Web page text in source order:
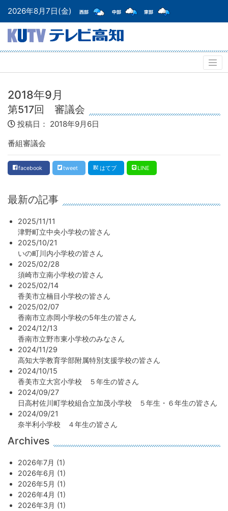
2026年8月7日(金)
2018年9月
第517回 審議会
投稿日： 2018年9月6日
番組審議会
facebook tweet はてブ LINE
最新の記事
2025/11/11
津野町立中央小学校の皆さん
2025/10/21
いの町川内小学校の皆さん
2025/02/28
須崎市立南小学校の皆さん
2025/02/14
香美市立楠目小学校の皆さん
2025/02/07
香南市立赤岡小学校の5年生の皆さん
2024/12/13
香南市立野市東小学校のみなさん
2024/11/29
高知大学教育学部附属特別支援学校の皆さん
2024/10/15
香美市立大宮小学校 ５年生の皆さん
2024/09/27
日高村佐川町学校組合立加茂小学校 ５年生・６年生の皆さん
2024/09/21
奈半利小学校 ４年生の皆さん
Archives
2026年7月 (1)
2026年6月 (1)
2026年5月 (1)
2026年4月 (1)
2026年3月 (1)